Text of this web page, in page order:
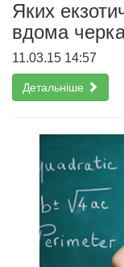
Яких
вдома
11.03.15 14:57
Детальніше